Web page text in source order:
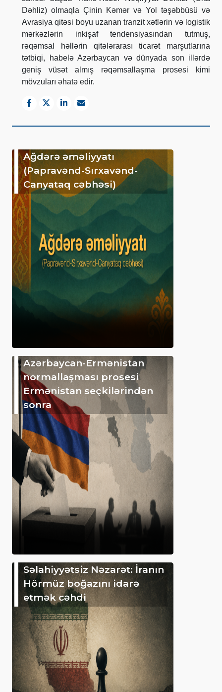
Dəhliz) olmaqla Çinin Kəmər və Yol təşəbbüsü və
Avrasiya qitəsi boyu uzanan tranzit xətlərin və logistik
mərkəzlərin inkişaf tendensiyasından tutmuş,
rəqəmsal həllərin qitələrarası ticarət marşutlarına
tətbiqi, habelə Azərbaycan və dünyada son illərdə
geniş vüsət almış rəqəmsallaşma prosesi kimi
mövzuları əhatə edir.
Ağdərə əməliyyatı
(Papravənd-Sırxavənd-
Canyataq cəbhəsi)
Azərbaycan-Ermənistan
normallaşması prosesi
Ermənistan seçkilərindən
sonra
Səlahiyyətsiz Nəzarət: İranın
Hörmüz boğazını idarə
etmək cəhdi